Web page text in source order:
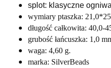
splot: klasyczne ogniwa
wymiary ptaszka:
długość całkowita: 40,0-
grubość łańcuszka: 1,0
waga: 4,60 g.
marka: SilverBeads